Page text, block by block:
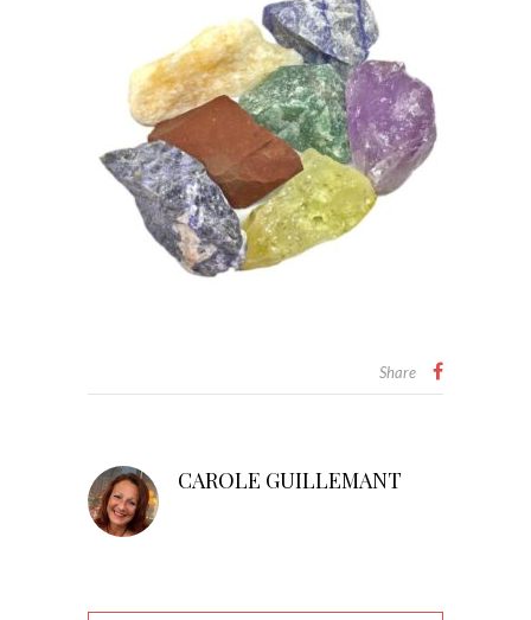
Share
CAROLE GUILLEMANT